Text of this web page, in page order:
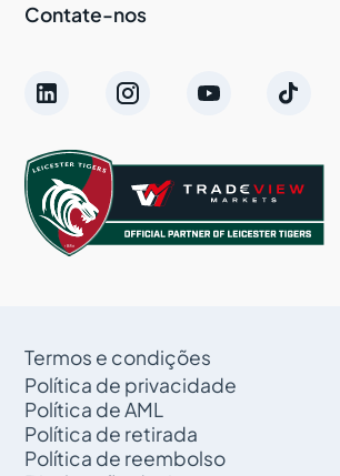
Contate-nos
Termos e condições
Política de privacidade
Política de AML
Política de retirada
Política de reembolso